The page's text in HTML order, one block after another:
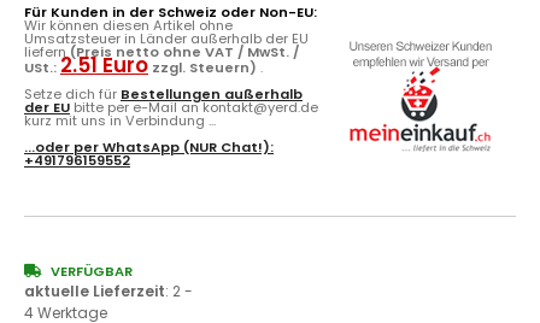
Für Kunden in der Schweiz oder Non-EU:
Wir können diesen Artikel ohne
Umsatzsteuer in Länder außerhalb der EU
liefern (Preis netto ohne VAT / MwSt. /
USt.: 2.51 Euro zzgl. Steuern) .
Setze dich für Bestellungen außerhalb
der EU bitte per e-Mail an kontakt@yerd.de
kurz mit uns in Verbindung ...
...oder perWhatsApp (NUR Chat!):
+491796159552
VERFÜGBAR
aktuelle Lieferzeit: 2 -
4 Werktage